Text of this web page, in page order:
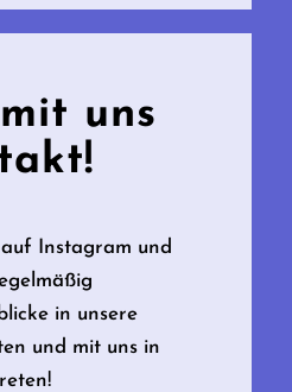
uns
auf Instagram und
in unsere
und mit uns in